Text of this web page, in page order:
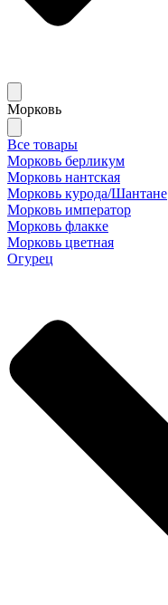
Морковь
Все товары
Морковь берликум
Морковь нантская
Морковь курода/Шантане
Морковь император
Морковь флакке
Морковь цветная
Огурец